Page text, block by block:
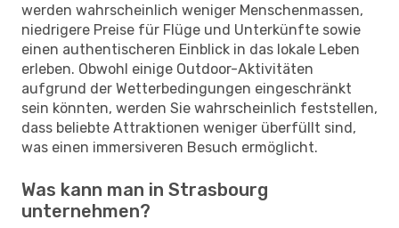
werden wahrscheinlich weniger Menschenmassen,
niedrigere Preise für Flüge und Unterkünfte sowie
einen authentischeren Einblick in das lokale Leben
erleben. Obwohl einige Outdoor-Aktivitäten
aufgrund der Wetterbedingungen eingeschränkt
sein könnten, werden Sie wahrscheinlich feststellen,
dass beliebte Attraktionen weniger überfüllt sind,
was einen immersiveren Besuch ermöglicht.
Was kann man in Strasbourg
unternehmen?